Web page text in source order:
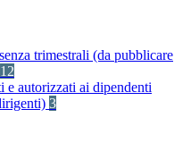
trimestrali (da pubblicare
12
e autorizzati ai dipendenti
3